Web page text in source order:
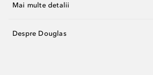
Mai multe detalii
Despre Douglas